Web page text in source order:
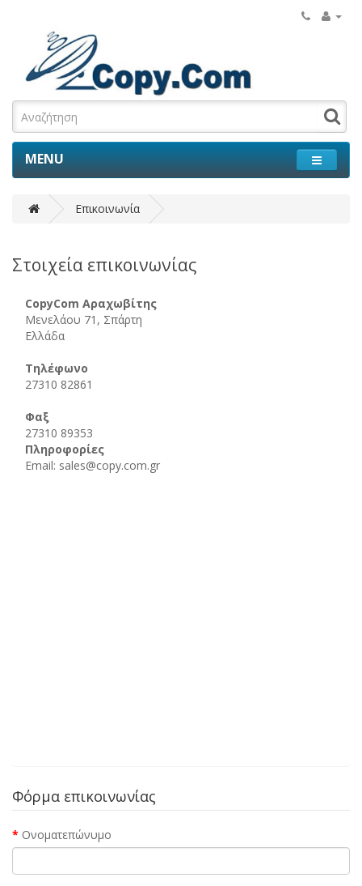
MENU
Επικοινωνία
Στοιχεία επικοινωνίας
CopyCom Αραχωβίτης
Μενελάου 71, Σπάρτη
Ελλάδα
Τηλέφωνο
27310 82861
Φαξ
27310 89353
Πληροφορίες
Email: sales@copy.com.gr
Φόρμα επικοινωνίας
Ονοματεπώνυμο